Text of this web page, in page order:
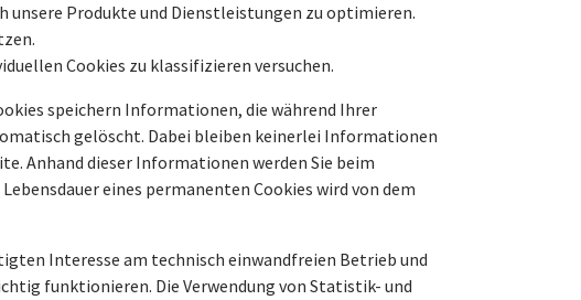
unsere Produkte und Dienstleistungen zu optimieren.
Cookies zu klassifizieren versuchen.
speichern Informationen, die während Ihrer
gelöscht. Dabei bleiben keinerlei Informationen
Anhand dieser Informationen werden Sie beim
eines permanenten Cookies wird von dem
Interesse am technisch einwandfreien Betrieb und
funktionieren. Die Verwendung von Statistik- und